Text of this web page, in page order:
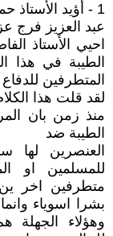
1 - أؤيد الأستاذ حميد طولست في كلامه الطيب
عبد العزيز فرج عزو ( 2021 / 3 / 26
احيي الأستاذ
الطيبة في هذا
المتطرفين
لقد قلت هذا
منذ زمن بان
الطيبة ضد
العنصرين لها
للمسلمين او
متطرفين اخر
بشرا اسوياء
وهؤلاء الجهلة